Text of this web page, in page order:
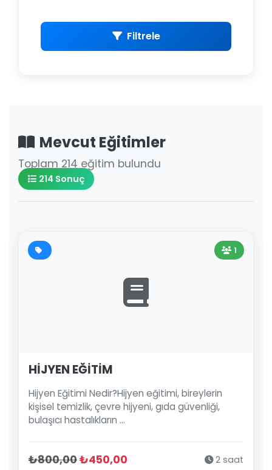
Filtrele
Mevcut Eğitimler
Toplam 214 eğitim bulundu
214 Sonuç
1
HİJYEN EĞİTİM
Hijyen Eğitimi Nedir?Hijyen eğitimi, bireylerin
kişisel temizlik, çevre hijyeni, gıda güvenliği,
bulaşıcı hastalıkların ...
₺800,00₺450,00 2 saat